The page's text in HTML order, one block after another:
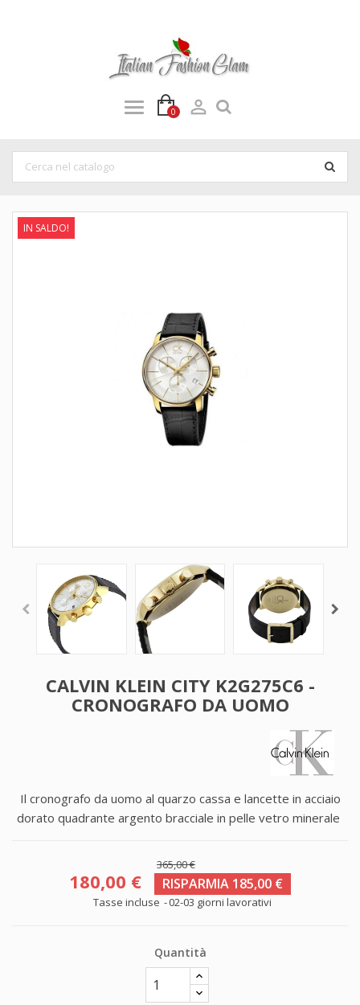
0 
IN SALDO!
CALVIN KLEIN CITY K2G275C6 -
CRONOGRAFO DA UOMO
Il cronografo da uomo al quarzo cassa e lancette in acciaio
dorato quadrante argento bracciale in pelle vetro minerale
365,00 €
180,00 € RISPARMIA 185,00 €
Tasse incluse 02-03 giorni lavorativi
Quantità